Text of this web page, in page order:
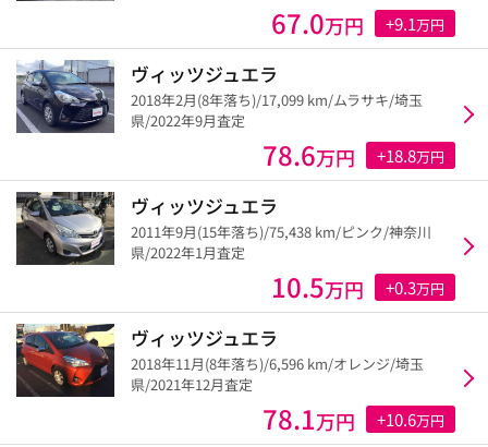
67.0万円 +9.1万円
ヴィッツジュエラ
2018年2月(8年落ち)/17,099 km/ムラサキ/埼玉
県/2022年9月査定
78.6万円 +18.8万円
ヴィッツジュエラ
2011年9月(15年落ち)/75,438 km/ピンク/神奈川
県/2022年1月査定
10.5万円 +0.3万円
ヴィッツジュエラ
2018年11月(8年落ち)/6,596 km/オレンジ/埼玉
県/2021年12月査定
78.1万円 +10.6万円